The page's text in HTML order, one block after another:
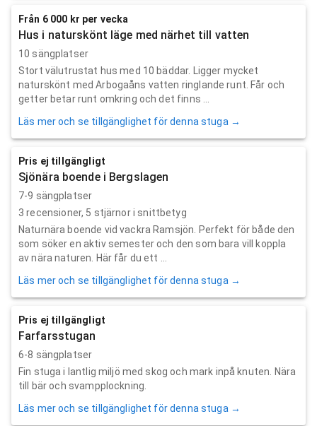
Från 6 000 kr per vecka
Hus i naturskönt läge med närhet till vatten
10 sängplatser
Stort välutrustat hus med 10 bäddar. Ligger mycket
naturskönt med Arbogaåns vatten ringlande runt. Får och
getter betar runt omkring och det finns ...
Läs mer och se tillgänglighet för denna stuga →
Pris ej tillgängligt
Sjönära boende i Bergslagen
7-9 sängplatser
3 recensioner, 5 stjärnor i snittbetyg
Naturnära boende vid vackra Ramsjön. Perfekt för både den
som söker en aktiv semester och den som bara vill koppla
av nära naturen. Här får du ett ...
Läs mer och se tillgänglighet för denna stuga →
Pris ej tillgängligt
Farfarsstugan
6-8 sängplatser
Fin stuga i lantlig miljö med skog och mark inpå knuten. Nära
till bär och svampplockning.
Läs mer och se tillgänglighet för denna stuga →